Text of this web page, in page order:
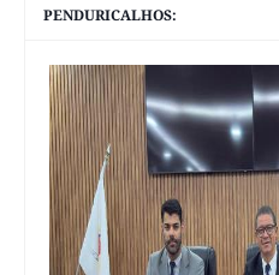
PENDURICALHOS: